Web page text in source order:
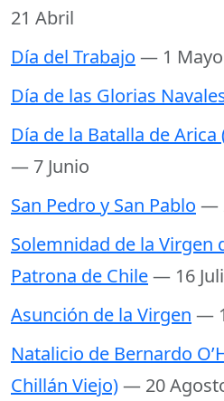
21 Abril
Día del Trabajo — 1 Mayo
Día de las Glorias
Día de la Batalla de
— 7 Junio
San Pedro y San Pablo —
Solemnidad de la Virgen
Patrona de Chile— 16
Asunción de la Virgen —
Natalicio de Bernardo
Chillán Viejo)— 20